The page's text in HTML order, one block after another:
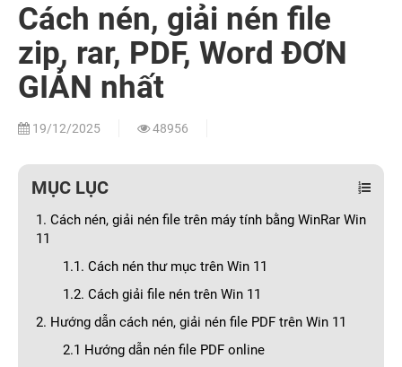
Cách nén, giải nén file
zip, rar, PDF, Word ĐƠN
GIẢN nhất
19/12/2025 48956
MỤC LỤC
1. Cách nén, giải nén file trên máy tính bằng WinRar Win
11
1.1. Cách nén thư mục trên Win 11
1.2. Cách giải file nén trên Win 11
2. Hướng dẫn cách nén, giải nén file PDF trên Win 11
2.1 Hướng dẫn nén file PDF online